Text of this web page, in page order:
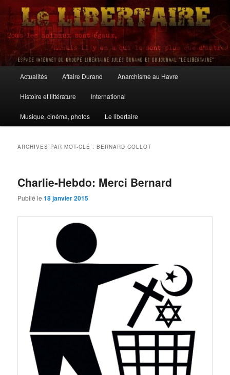
Aller
contenu
principal
Aller
contenu
secondaire
Le Libertaire
principal
Actualités Affaire Durand Anarchisme au Havre
Histoire et littérature International
Musique, cinéma, photos Le libertaire
ARCHIVES PAR MOT-CLÉ :BERNARD COLLOT
Charlie-Hebdo: Merci Bernard
Publié le18 janvier 2015